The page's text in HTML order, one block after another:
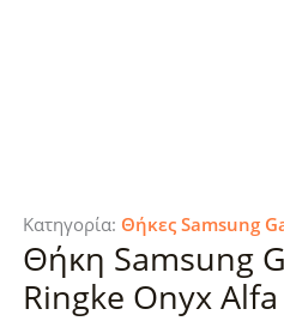
Κατηγορία: Θήκες Samsung
Θήκη Samsung
Ringke Onyx